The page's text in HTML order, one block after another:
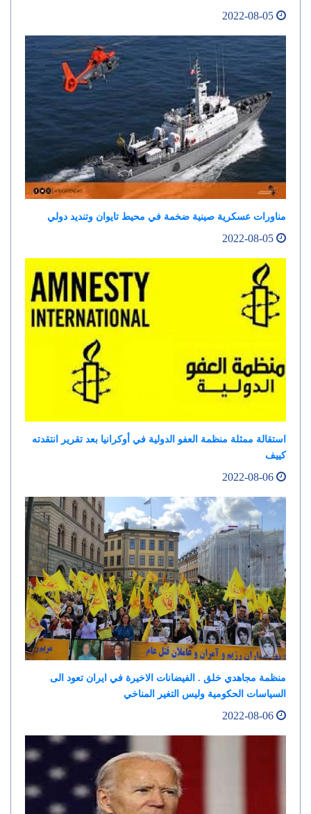
مناورات عسكرية صينية ضخمة في محيط تايوان وتنديد دولي
استقالة ممثلة منظمة العفو الدولية في أوكرانيا بعد تقرير انتقدته
كييف
منظمة مجاهدي خلق . الفيضانات الاخيرة في ايران تعود الى
السياسات الحكومية وليس التغير المناخي